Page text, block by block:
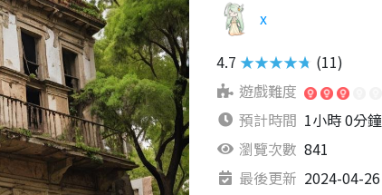
x
4.7 ★★★★★ (11)
遊戲難度
預計時間 1小時 0分鐘
瀏覽次數 841
最後更新 2024-04-26